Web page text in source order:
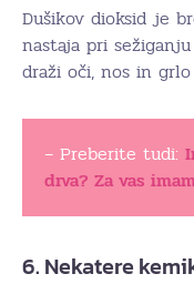
Dušikov dioksid je
nastaja pri
draži oči, nos in
– Preberite tudi:
drva? Za vas
6. Nekatere